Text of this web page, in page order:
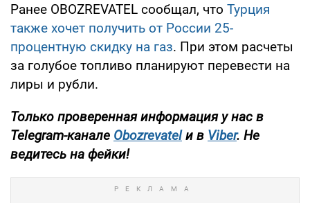
Ранее OBOZREVATEL сообщал, что Турция
также хочет получить от России 25-
процентную скидку на газ. При этом расчеты
за голубое топливо планируют перевести на
лиры и рубли.
Только проверенная информация у нас в
Telegram-канале Obozrevatel и в Viber. Не
ведитесь на фейки!